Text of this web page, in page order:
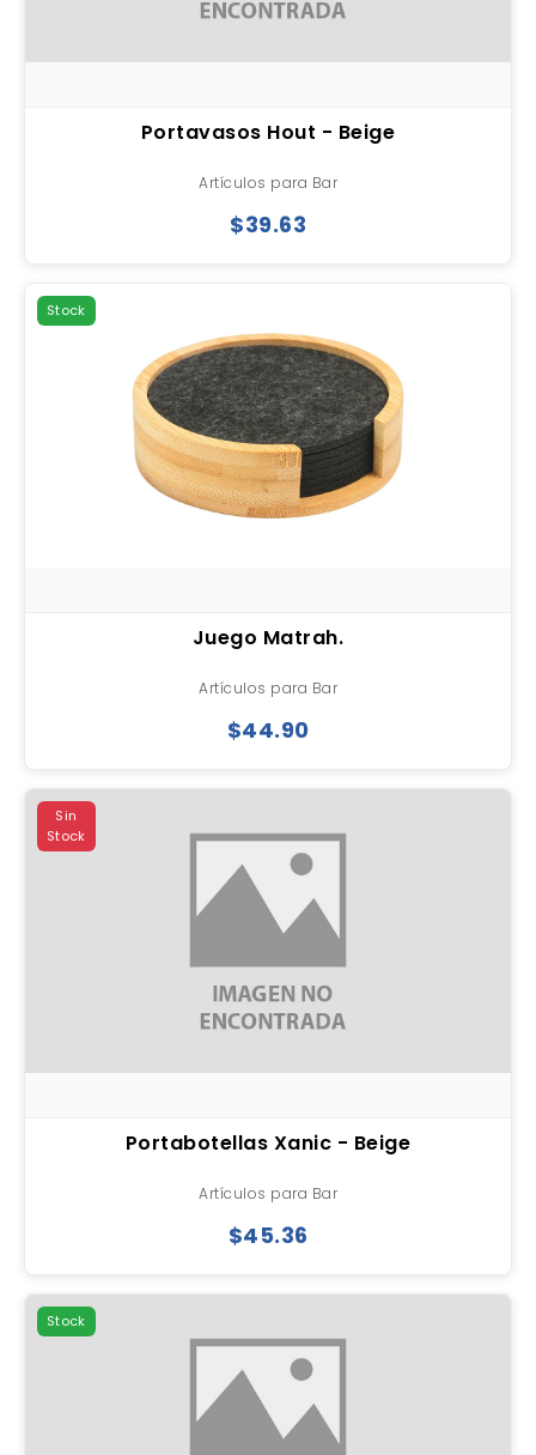
Portavasos Hout - Beige
Artículos para Bar
$39.63
Stock
Juego Matrah.
Artículos para Bar
$44.90
Sin
Stock
Portabotellas Xanic - Beige
Artículos para Bar
$45.36
Stock